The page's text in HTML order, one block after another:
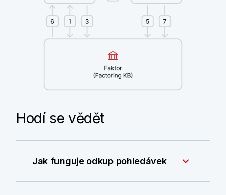
Oznámení opostoupení pohledávek
Potvrzení Oznámení o
podstoupení pohledávek
(pouze odkup bez
Obchodní kontrakt
Hodí se vědět
Jak funguje odkup pohledávek